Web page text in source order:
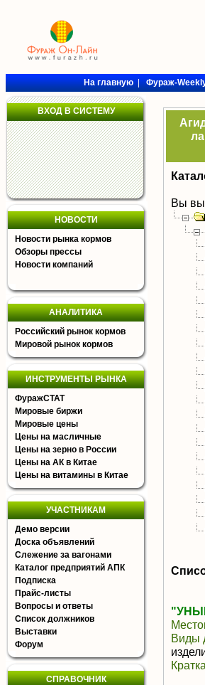
На главную|Фураж-
ВХОД В СИСТЕМУ
НОВОСТИ
Новости рынка кормов
Обзоры прессы
Новости компаний
АНАЛИТИКА
Российский рынок кормов
Мировой рынок кормов
ИНСТРУМЕНТЫ РЫНКА
ФуражСТАТ
Мировые биржи
Мировые цены
Цены на масличные
Цены на зерно в России
Цены на АК в Китае
Цены на витамины в Китае
УЧАСТНИКАМ
Демо версии
Доска объявлений
Слежение за вагонами
Каталог предприятий АПК
Подписка
Прайс-листы
Вопросы и ответы
Список должников
Выставки
Форум
СПРАВОЧНИК
Вы
Виды